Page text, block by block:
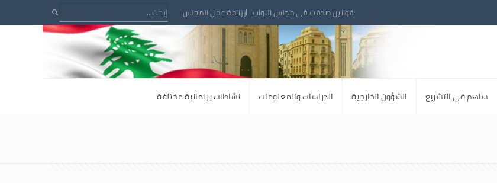
قوانين صدقت في مجلس النواب رزنامة عمل المجلس
ساهم في التشريع الشؤون الخارجية الدراسات والمعلومات نشاطات برلمانية مختلفة